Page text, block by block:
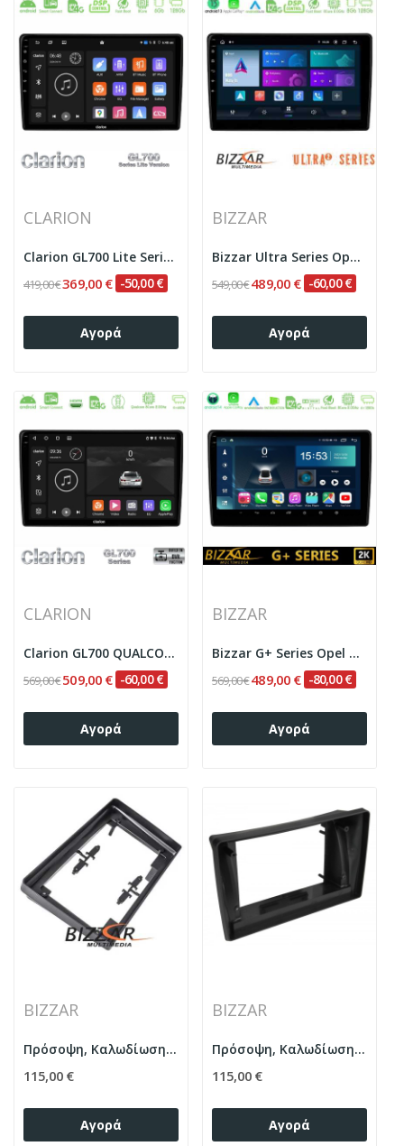
CLARION
Clarion GL700 Lite Series 8Core Android...
419,00 €369,00 € -50,00 €
Αγορά
BIZZAR
Bizzar Ultra Series Opel...
549,00 €489,00 € -60,00 €
Αγορά
CLARION
Clarion GL700 QUALCOMM Series 8Core Android...
569,00 €509,00 € -60,00 €
Αγορά
BIZZAR
Bizzar G+ Series Opel Astra/Corsa/Antara/Zafira...
569,00 €489,00 € -80,00 €
Αγορά
BIZZAR
Πρόσοψη, Καλωδίωση & CANbus Box Για Opel Astra...
115,00 €
Αγορά
BIZZAR
Πρόσοψη, Καλωδίωση & CANbus Box Για Opel...
115,00 €
Αγορά